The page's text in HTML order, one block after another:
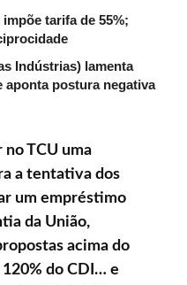
tarifa de 55%;
Indústrias) lamenta
aponta postura negativa
TCU uma
a tentativa dos
um empréstimo
da União,
acima do
do CDI… e